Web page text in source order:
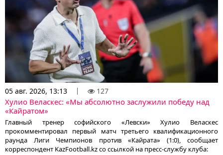
05 авг. 2026, 13:13 127
Хулио Веласкес: «Мы абсолютно заслужили победу над
«Кайратом»
Главный тренер софийского «Левски» Хулио Веласкес
прокомментировал первый матч третьего квалификационного
раунда Лиги Чемпионов против «Кайрата» (1:0), сообщает
корреспондент KazFootball.kz со ссылкой на пресс-службу клуба: